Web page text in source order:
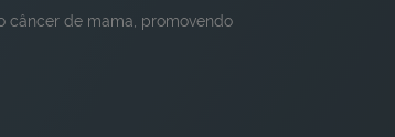
câncer de mama, promovendo